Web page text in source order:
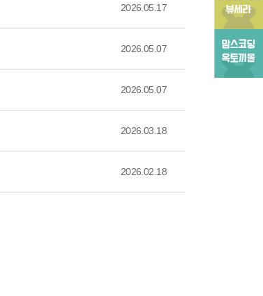
2026.05.17
2026.05.07
2026.05.07
2026.03.18
2026.02.18